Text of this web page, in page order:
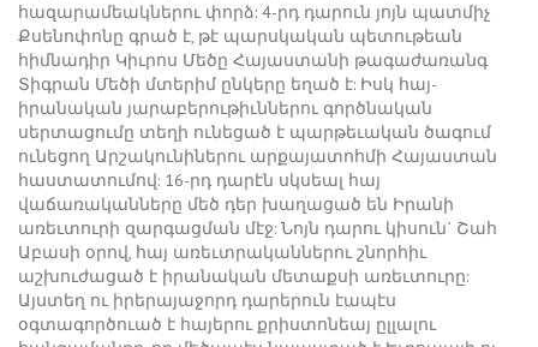
հազարամեակներու փորձ: 4-րդ դարուն յոյն պատմիչ
Քսենոփոնը գրած է, թէ պարսկական պետութեան
հիմնադիր Կիւրոս Մեծը Հայաստանի թագաժառանգ
Տիգրան Մեծի մտերիմ ընկերը եղած է: Իսկ հայ-
իրանական յարաբերութիւններու գործնական
սերտացումը տեղի ունեցած է պարթեւական ծագում
ունեցող Արշակունիներու արքայատոհմի Հայաստան
հաստատումով: 16-րդ դարէն սկսեալ հայ
վաճառականները մեծ դեր խաղացած են Իրանի
առեւտուրի զարգացման մէջ: Նոյն դարու կիսուն` Շահ
Աբասի օրով, հայ առեւտրականներու շնորհիւ
աշխուժացած է իրանական մետաքսի առեւտուրը:
Այստեղ ու իրերայաջորդ դարերուն էապէս
օգտագործուած է հայերու քրիստոնեայ ըլլալու